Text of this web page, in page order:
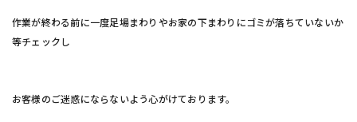
作業が終わる前に一度足場まわりやお家の下まわりにゴミが落ちていないか
等チェックし
お客様のご迷惑にならないよう心がけております。